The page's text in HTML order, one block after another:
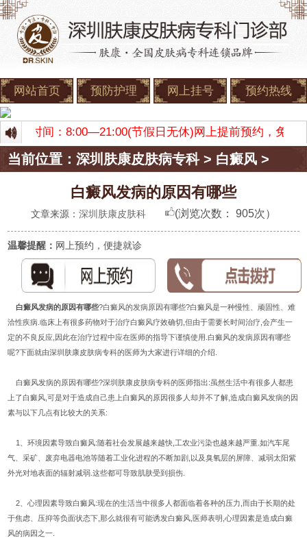
网站首页 预防护理 网上挂号 预约热线
门诊时间：8:00—21:00(节假日无休)网上提前预约，免排
当前位置：深圳肤康皮肤病专科> 白癜风 >
白癜风发病的原因有哪些
文章来源： 深圳肤康皮肤科 (浏览次数： 905次）
温馨提醒： 网上预约，便捷就诊
白癜风发病的原因有哪些?白癜风的发病原因有哪些?白癜风是一种慢性、顽固性、难
洽性疾病.临床上有很多药物对于治疗白癜风疗效确切,但由于需要长时间治疗,会产生一
定的不良反应,因此在治疗过程中应在医师的指导下谨慎使用.白癜风的发病原因有哪些
呢?下面就由深圳肤康皮肤病专科的医师为大家进行详细的介绍.
白癜风发病的原因有哪些?深圳肤康皮肤病专科的医师指出:虽然生活中有很多人都患
上了白癜风,可是对于造成自己患上白癜风的原因很多人却并不了解,造成白癜风发病的因
素与以下几点有比较大的关系:
1、环境因素导致白癜风:随着社会发展越来越快,工农业污染也越来越严重.如汽车尾
气、采矿、废弃电器电池等随着工业化进程的不断加剧,以及臭氧层的屏障、减弱太阳紫
外光对地表面的辐射减弱.这些都可导致肌肤受到损伤.
2、心理因素导致白癜风:现在的生活当中很多人都面临着各种的压力,而由于长期的处
于焦虑、压抑等负面状态下,那么就很有可能诱发白癜风,医师表明,心理因素是造成白癜
风的病因之一.